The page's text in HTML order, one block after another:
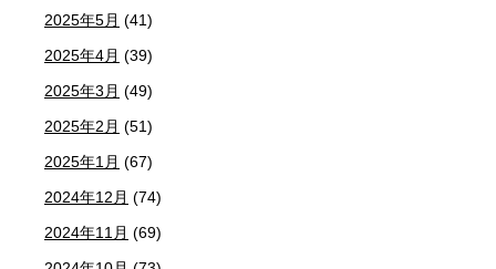
2025年5月 (41)
2025年4月 (39)
2025年3月 (49)
2025年2月 (51)
2025年1月 (67)
2024年12月 (74)
2024年11月 (69)